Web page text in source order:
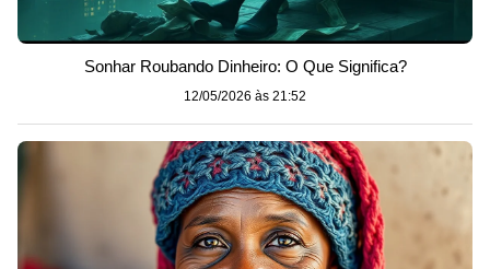
Sonhar Roubando Dinheiro: O Que Significa?
12/05/2026 às 21:52